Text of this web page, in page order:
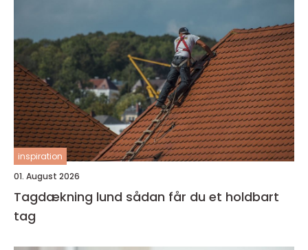
inspiration
01. August 2026
Tagdækning lund sådan får du et holdbart
tag